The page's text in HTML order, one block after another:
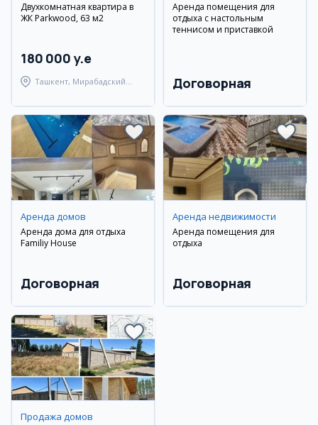
Двухкомнатная квартира в
ЖК Parkwood, 63 м2
180 000 y.e
Ташкент, Мирабадский
Аренда помещения для
отдыха с настольным
теннисом и приставкой
Договорная
Аренда домов
Аренда дома для отдыха
Familiy House
Договорная
Аренда недвижимости
Аренда помещения для
отдыха
Договорная
Продажа домов